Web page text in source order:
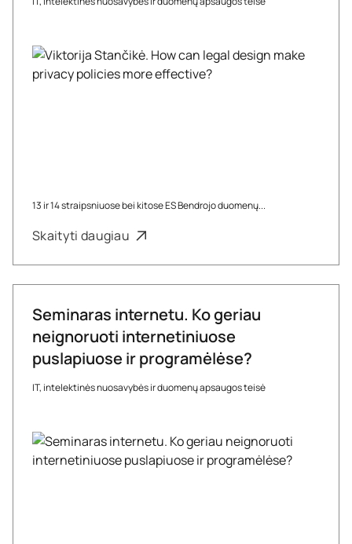
13 ir 14 straipsniuose bei kitose ES Bendrojo duomenų...
Skaityti daugiau
Seminaras internetu. Ko geriau
neignoruoti internetiniuose
puslapiuose ir programėlėse?
IT, intelektinės nuosavybės ir duomenų apsaugos teisė